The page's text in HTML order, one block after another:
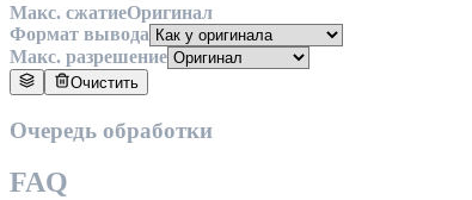
Макс. сжатиеОригинал
Формат вывода
Макс. разрешение
Очистить
Очередь обработки
FAQ